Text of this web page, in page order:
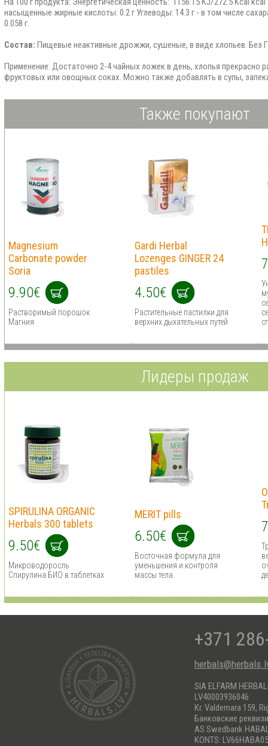
насыщенные жирные кислоты: 0.2 г Углеводы: 14.3 г - в том числе
0.058 г.
Состав: Пищевые неактивные дрожжи, сушеные, в виде хлопьев. Без
Применение: Достаточно 2-4 чайных ложек в день, хлопья прекрасно
фруктовых или овощных соках. Можно также добавлять в супы,
Также покупают
Magnesium
Carbonate powder
Soria
9.90€
Растворимый порошок
Магния
Gardi Herbal
Lozenges GINGER 24
pastiles
4.50€
Растительные пастилки для
верхних дыхательных путей
Лидеры продаж
SPIRULINA ORGANIC
Herbals 300 tablets
9.50€
Микроводоросль
Спирулина БИО в таблетках
MERIT pills
6.50€
Восточная формула для
уменьшения и контроля
массы тела
+371
SIA ELFARM
LV40003936046
Kr. Valdemara 159,
Банковские
AS Swedbank
KONTS: